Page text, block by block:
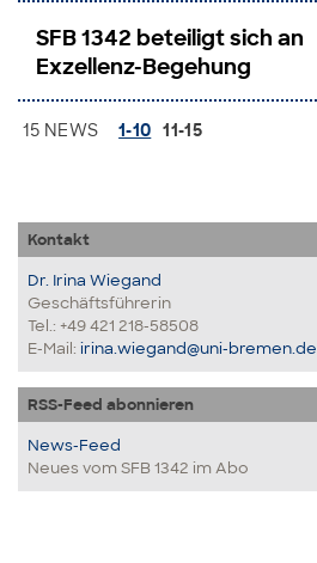
SFB 1342 beteiligt sich an
Exzellenz-Begehung
15 NEWS 1-10 11-15
Kontakt
Dr. Irina Wiegand
Geschäftsführerin
Tel.: +49 421 218-58508
E-Mail: irina.wiegand@uni-bremen.de
RSS-Feed abonnieren
News-Feed
Neues vom SFB 1342 im Abo